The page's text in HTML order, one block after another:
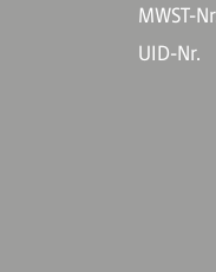
MWST-
UID-Nr.